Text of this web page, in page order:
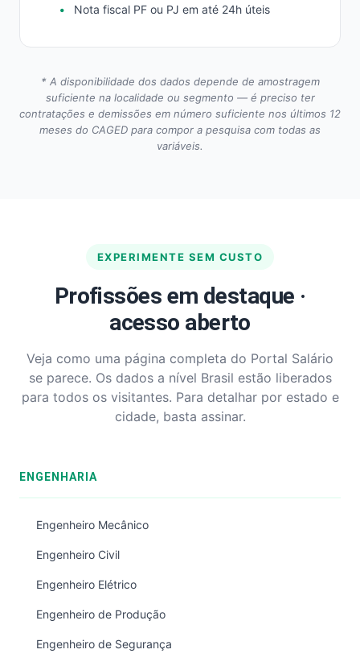
Nota fiscal PF ou PJ em até 24h úteis
* A disponibilidade dos dados depende de amostragem
suficiente na localidade ou segmento — é preciso ter
contratações e demissões em número suficiente nos últimos 12
meses do CAGED para compor a pesquisa com todas as
variáveis.
EXPERIMENTE SEM CUSTO
Profissões em destaque ·
acesso aberto
Veja como uma página completa do Portal Salário
se parece. Os dados a nível Brasil estão liberados
para todos os visitantes. Para detalhar por estado e
cidade, basta assinar.
ENGENHARIA
Engenheiro Mecânico
Engenheiro Civil
Engenheiro Elétrico
Engenheiro de Produção
Engenheiro de Segurança